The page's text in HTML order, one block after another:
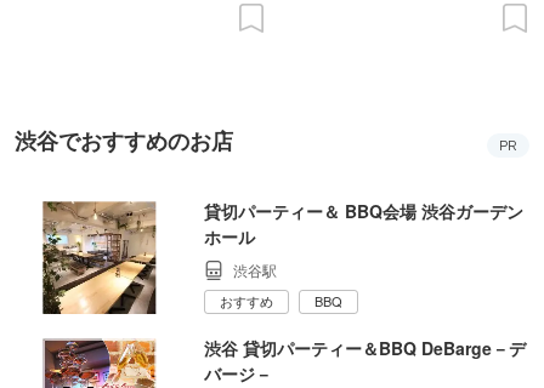
渋谷でおすすめのお店 PR
貸切パーティー＆ BBQ会場 渋谷ガーデン
ホール
渋谷駅
おすすめ BBQ
渋谷 貸切パーティー＆BBQ DeBarge－デ
バージ－